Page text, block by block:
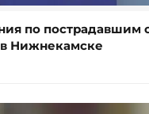
по пострадавшим
Нижнекамске